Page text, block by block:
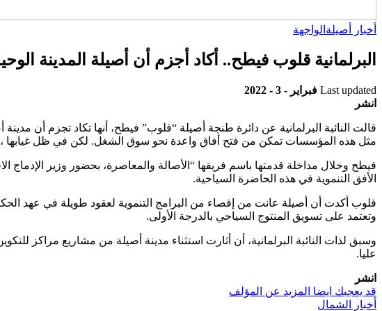
أخبار أصيلة الواجهة
البرلمانية قلوب فيطح.. أكاد أجزم أن أصيلة المدينة
Last updated فبراير - 3 - 2022
انشر
قالت النائبة البرلمانية عن دائرة طنجة أصيلة “قلوب” فيطح، أنها تكاد تجزم أن
مثل هذه المؤسسات تمكن من فتح أفاق واعدة نحو سوق الشغل. لكن في ظل غيابها
فيطح وخلال مداخلة قدمتها باسم فريقها “الأصالة والمعاصرة، بحضور وزير
الأفق التنموية في هذه الحاضرة السياحية.
وتعتمد على تسويق المنتوج السياحي بالدرجة الأولى.
وسبق لذات النائبة البرلمانية، أن أثارت استثناء مدينة أصيلة من مشاريع مراكز
عليا.
انشر
قد يعجبك ايضا المزيد عن المؤلف
أخبار الشمال